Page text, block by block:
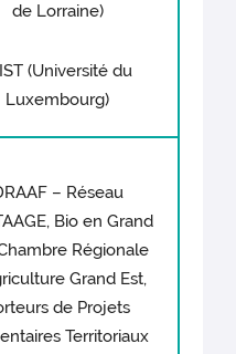
de Lorraine)
(Université du
Luxembourg)
– Réseau
Bio en Grand
Régionale
Grand Est,
de Projets
Territoriaux